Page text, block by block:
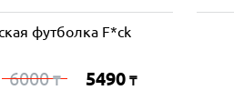
футболка F*ck
6000₸ 5490 ₸